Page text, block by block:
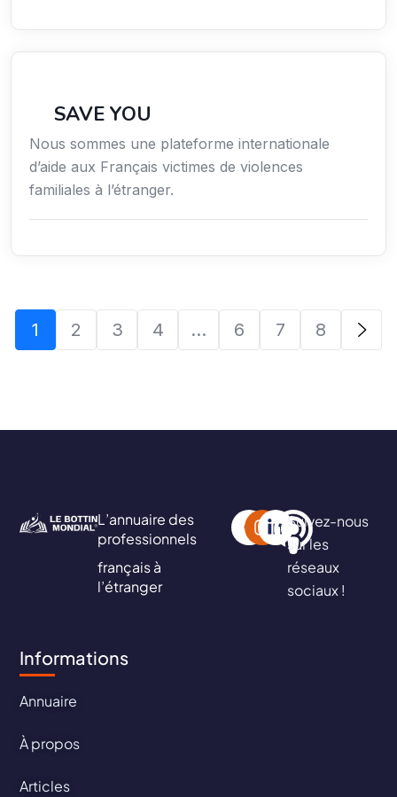
SAVE YOU
Nous sommes une plateforme internationale
d’aide aux Français victimes de violences
familiales à l’étranger.
1 2 3 4 … 6 7 8
L’annuaire des
professionnels
français à
l’étranger
Suivez-nous
sur les
réseaux
sociaux !
Informations
Annuaire
À propos
Articles